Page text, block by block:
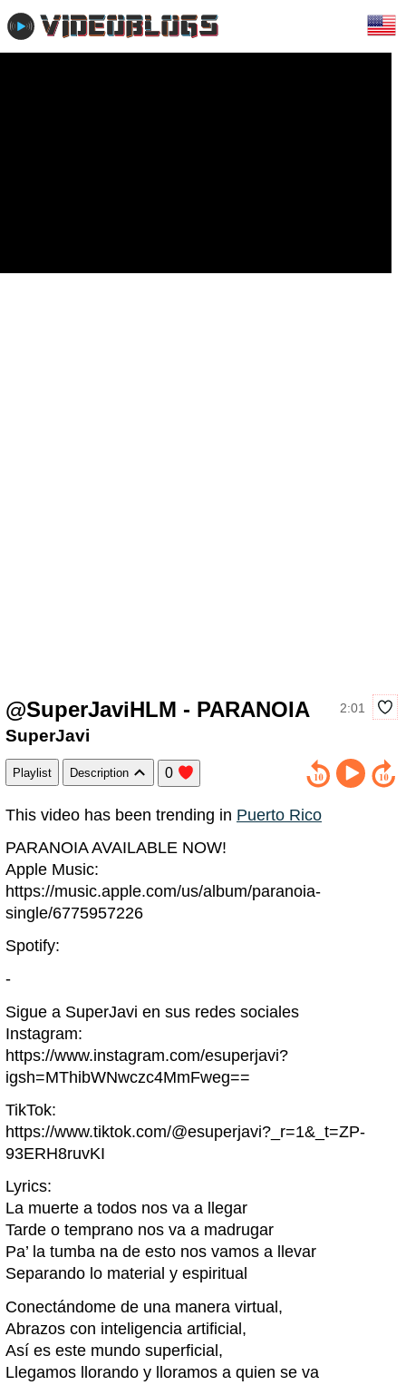
@SuperJaviHLM - PARANOIA 2:01
SuperJavi
Playlist Description 0
This video has been trending in Puerto Rico
PARANOIA AVAILABLE NOW!
Apple Music:
https://music.apple.com/us/album/paranoia-
single/6775957226
Spotify:
-
Sigue a SuperJavi en sus redes sociales
Instagram:
https://www.instagram.com/esuperjavi?
igsh=MThibWNwczc4MmFweg==
TikTok:
https://www.tiktok.com/@esuperjavi?_r=1&_t=ZP-
93ERH8ruvKI
Lyrics:
La muerte a todos nos va a llegar
Tarde o temprano nos va a madrugar
Pa’ la tumba na de esto nos vamos a llevar
Separando lo material y espiritual
Conectándome de una manera virtual,
Abrazos con inteligencia artificial,
Así es este mundo superficial,
Llegamos llorando y lloramos a quien se va